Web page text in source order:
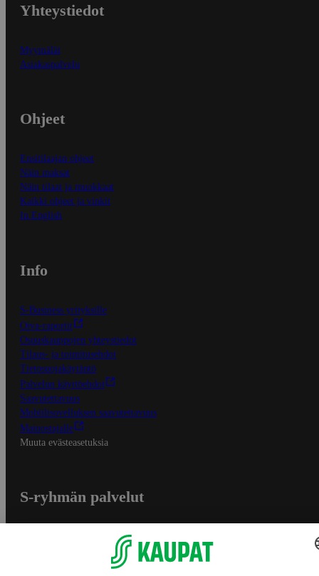
Yhteystiedot
Myymälät
Asiakaspalvelu
Ohjeet
Ensitilaajan ohjeet
Näin maksat
Näin tilaat ja muokkaat
Kaikki ohjeet ja vinkit
In English
Info
S-Business yrityksille
Oiva-raportit
Osuuskauppojen yhteystiedot
Tilaus- ja toimitusehdot
Tietosuojakäytäntö
Palvelun käyttöehdot
Saavutettavuus
Mobiilisovelluksen saavutettavuus
Mainostajalle
Muuta evästeasetuksia
S-ryhmän palvelut
Yhteishyvä Ruoka -sovellus